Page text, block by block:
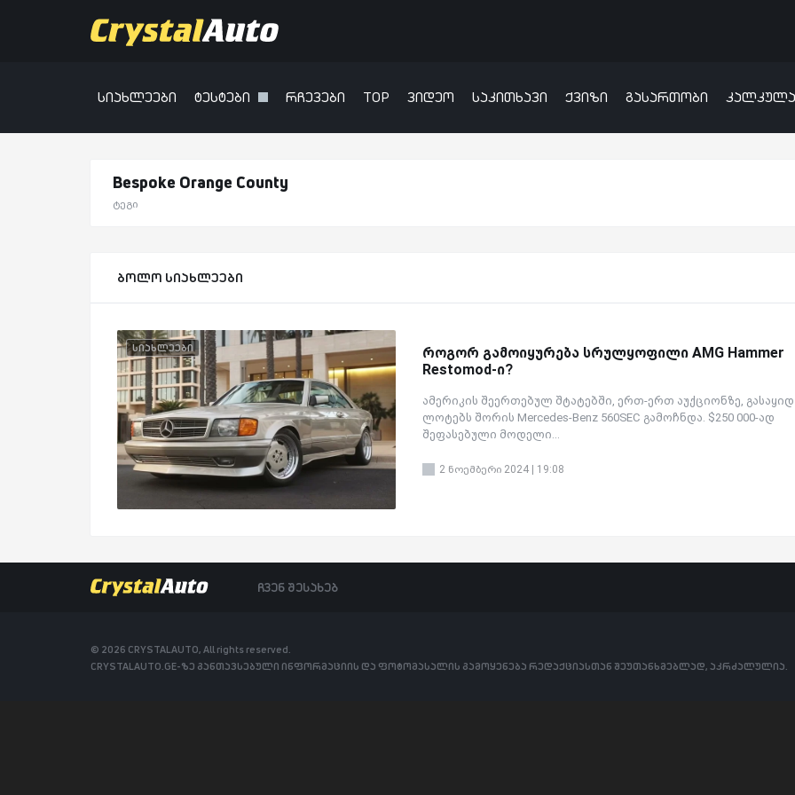
სიახლეები ტესტები რჩევები TOP ვიდეო საკითხავი ქვიზი გასართობი
Bespoke Orange County
ტეგი
ბოლო სიახლეები
სიახლეები
როგორ გამოიყურება სრულყოფილი AMG Hammer
Restomod-ი?
ამერიკის შეერთებულ შტატებში, ერთ-ერთ აუქციონზე, გასაყიდ
ლოტებს შორის Mercedes-Benz 560SEC გამოჩნდა. $250 000-ად
შეფასებული მოდელი...
2 ნოემბერი 2024 | 19:08
ჩვენ შესახებ
© 2026 CRYSTALAUTO, All rights reserved.
CRYSTALAUTO.GE-ზე განთავსებული ინფორმაციის და ფოტომასალის გამოყენება რედაქციასთან შეუთანხმებლად, აკრძალულია.